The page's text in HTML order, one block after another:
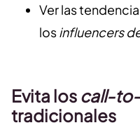
Ver las
los influencers
Evita los call-
tradicionales